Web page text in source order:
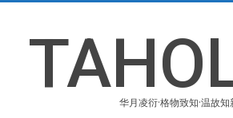
content
华月凌衍·格物致知·温故知